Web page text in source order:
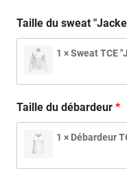
Taille du sweat
1 × Sweat TCE
Taille du débardeur
1 × Débardeur